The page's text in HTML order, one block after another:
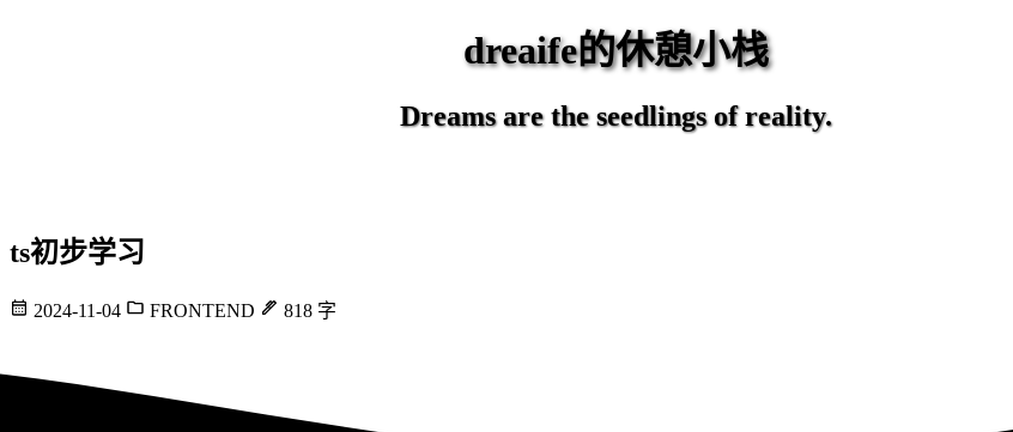
dreaife的休憩小栈
Dreams are the seedlings of reality.
ts初步学习